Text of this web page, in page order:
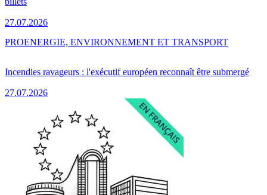
27.07.2026
Incendies ravageurs : l'exécutif européen reconnaît être submergé
27.07.2026
PROENERGIE, ENVIRONNEMENT ET TRANSPORT